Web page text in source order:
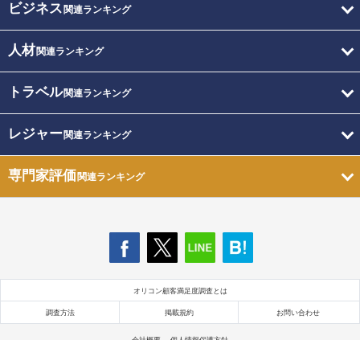
ビジネス 関連ランキング
人材関連ランキング
トラベル関連ランキング
レジャー関連ランキング
専門家評価関連ランキング
オリコン顧客満足度調査とは
調査方法 掲載規約 お問い合わせ